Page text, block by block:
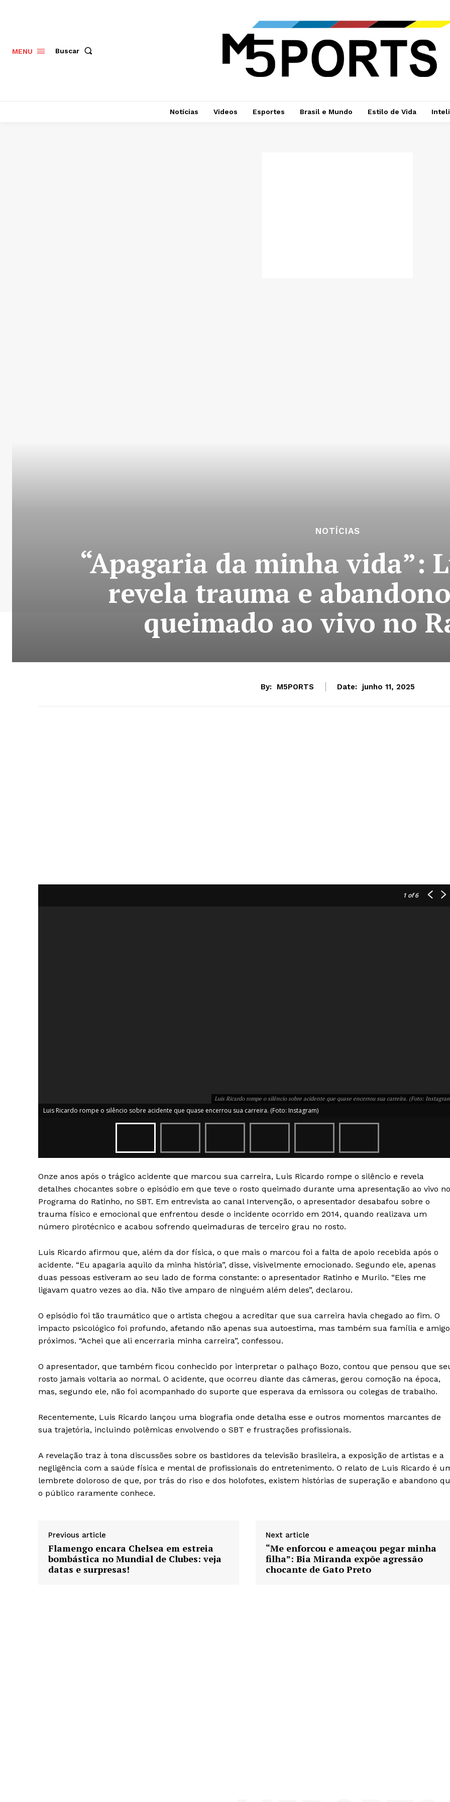
SAIBA MAIS
Sobre Nós
Contato
Termos de Serviços
MENU Buscar
Notícias Videos Esportes Brasil e Mundo Estilo de Vida
NOTÍCIAS
“Apagaria da minha vida”:
revela trauma e
queimado ao vivo no
By: M5PORTS Date: junho 11, 2025
1 of 6
Luis Ricardo rompe o silêncio sobre acidente que quase encerrou sua carreira. (Foto:
Luis Ricardo rompe o silêncio sobre acidente que quase encerrou sua carreira. (Foto: Instagram)
Onze anos após o trágico acidente que marcou sua carreira, Luis Ricardo rompe o silêncio e revela
detalhes chocantes sobre o episódio em que teve o rosto queimado durante uma apresentação ao vivo no
Programa do Ratinho, no SBT. Em entrevista ao canal Intervenção, o apresentador desabafou sobre o
trauma físico e emocional que enfrentou desde o incidente ocorrido em 2014, quando realizava um
número pirotécnico e acabou sofrendo queimaduras de terceiro grau no rosto.
Luis Ricardo afirmou que, além da dor física, o que mais o marcou foi a falta de apoio recebida após o
acidente. “Eu apagaria aquilo da minha história”, disse, visivelmente emocionado. Segundo ele, apenas
duas pessoas estiveram ao seu lado de forma constante: o apresentador Ratinho e Murilo. “Eles me
ligavam quatro vezes ao dia. Não tive amparo de ninguém além deles”, declarou.
O episódio foi tão traumático que o artista chegou a acreditar que sua carreira havia chegado ao fim. O
impacto psicológico foi profundo, afetando não apenas sua autoestima, mas também sua família e
próximos. “Achei que ali encerraria minha carreira”, confessou.
O apresentador, que também ficou conhecido por interpretar o palhaço Bozo, contou que pensou que
rosto jamais voltaria ao normal. O acidente, que ocorreu diante das câmeras, gerou comoção na época,
mas, segundo ele, não foi acompanhado do suporte que esperava da emissora ou colegas de trabalho.
Recentemente, Luis Ricardo lançou uma biografia onde detalha esse e outros momentos marcantes de
sua trajetória, incluindo polêmicas envolvendo o SBT e frustrações profissionais.
A revelação traz à tona discussões sobre os bastidores da televisão brasileira, a exposição de artistas e a
negligência com a saúde física e mental de profissionais do entretenimento. O relato de Luis Ricardo é
lembrete doloroso de que, por trás do riso e dos holofotes, existem histórias de superação e abandono
o público raramente conhece.
Previous article
Flamengo encara Chelsea em estreia
bombástica no Mundial de Clubes: veja
datas e surpresas!
Next article
“Me enforcou e ameaçou pegar minha
filha”: Bia Miranda expõe agressão
chocante de Gato Preto